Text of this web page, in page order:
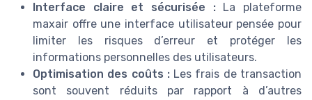
Interface claire et sécurisée :La plateforme
maxair offre une interface utilisateur pensée pour
limiter les risques d’erreur et protéger les
informations personnelles des utilisateurs.
Optimisation des coûts :Les frais de transaction
sont souvent réduits par rapport à d’autres